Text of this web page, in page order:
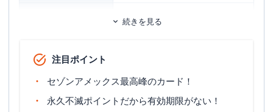
家族カード
マイル還元率（最大）
ト×200ポイント)×100）
旅行傷害保険 国内旅行傷害保険・海外旅行傷害保険
続きを見る
注目ポイント
セゾンアメックス最高峰のカード！
永久不滅ポイントだから有効期限がない！